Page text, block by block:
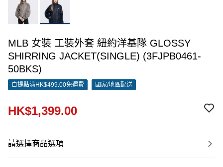
MLB 女裝 工裝外套 紐約洋基隊 GLOSSY
SHIRRING JACKET(SINGLE) (3FJPB0461-
50BKS)
自提點滿HK$499.00免運費 國家/地區配送
HK$1,399.00
請選擇商品選項